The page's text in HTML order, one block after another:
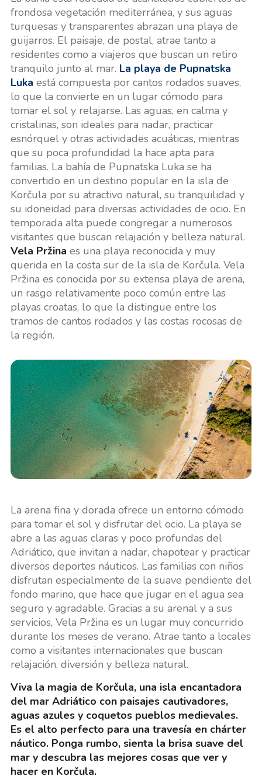
frondosa vegetación mediterránea, y sus aguas
turquesas y transparentes abrazan una playa de
guijarros. El paisaje, de postal, atrae tanto a
residentes como a viajeros que buscan un retiro
tranquilo junto al mar. La playa de Pupnatska
Luka está compuesta por cantos rodados suaves,
lo que la convierte en un lugar cómodo para
tomar el sol y relajarse. Las aguas, en calma y
cristalinas, son ideales para nadar, practicar
esnórquel y otras actividades acuáticas, mientras
que su poca profundidad la hace apta para
familias. La bahía de Pupnatska Luka se ha
convertido en un destino popular en la isla de
Korčula por su atractivo natural, su tranquilidad y
su idoneidad para diversas actividades de ocio. En
temporada alta puede congregar a numerosos
visitantes que buscan relajación y belleza natural.
Vela Pržina es una playa reconocida y muy
querida en la costa sur de la isla de Korčula. Vela
Pržina es conocida por su extensa playa de arena,
un rasgo relativamente poco común entre las
playas croatas, lo que la distingue entre los
tramos de cantos rodados y las costas rocosas de
la región.
La arena fina y dorada ofrece un entorno cómodo
para tomar el sol y disfrutar del ocio. La playa se
abre a las aguas claras y poco profundas del
Adriático, que invitan a nadar, chapotear y practicar
diversos deportes náuticos. Las familias con niños
disfrutan especialmente de la suave pendiente del
fondo marino, que hace que jugar en el agua sea
seguro y agradable. Gracias a su arenal y a sus
servicios, Vela Pržina es un lugar muy concurrido
durante los meses de verano. Atrae tanto a locales
como a visitantes internacionales que buscan
relajación, diversión y belleza natural.
Viva la magia de Korčula, una isla encantadora
del mar Adriático con paisajes cautivadores,
aguas azules y coquetos pueblos medievales.
Es el alto perfecto para una travesía en chárter
náutico. Ponga rumbo, sienta la brisa suave del
mar y descubra las mejores cosas que ver y
hacer en Korčula.